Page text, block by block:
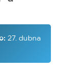
27. dubna